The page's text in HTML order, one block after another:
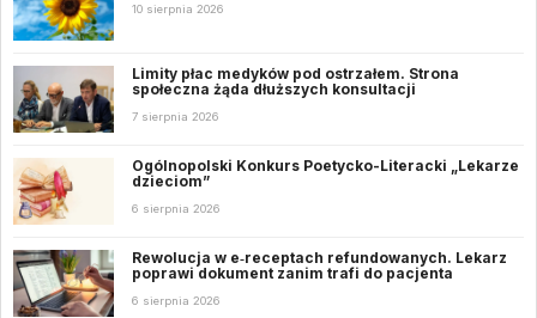
10 sierpnia 2026
Limity płac medyków pod ostrzałem. Strona
społeczna żąda dłuższych konsultacji
7 sierpnia 2026
Ogólnopolski Konkurs Poetycko-Literacki „Lekarze
dzieciom”
6 sierpnia 2026
Rewolucja w e‑receptach refundowanych. Lekarz
poprawi dokument zanim trafi do pacjenta
6 sierpnia 2026